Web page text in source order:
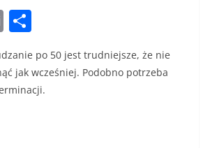
E
m
ai
l
ar
e
po 50 jest trudniejsze, że nie
jak wcześniej. Podobno potrzeba